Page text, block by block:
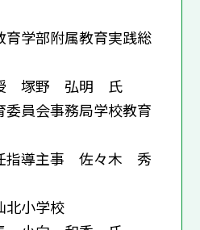
部附属教育実践総
弘明 氏
会事務局学校教育
事 佐々木 秀
小学校